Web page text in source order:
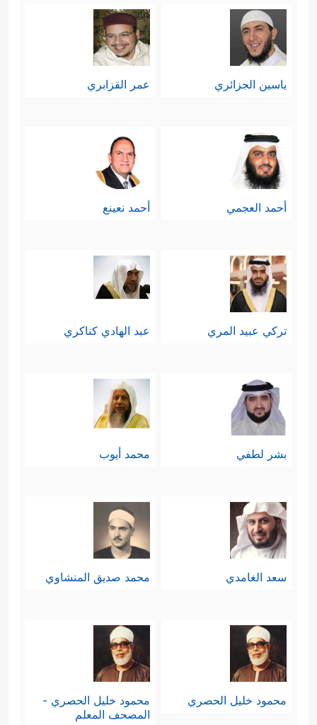
ياسين الجزائري عمر القزابري
أحمد العجمي أحمد نعينع
تركي عبيد المري عبد الهادي كناكري
بشر لطفي محمد أيوب
سعد الغامدي محمد صديق المنشاوي
محمود خليل الحصري
محمود خليل الحصري -
المصحف المعلم